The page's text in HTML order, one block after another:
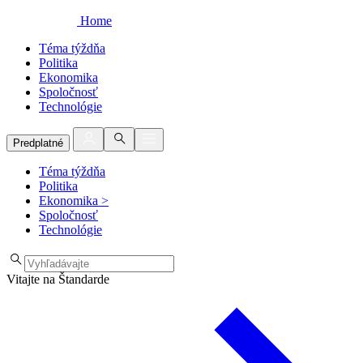
Home
Téma týždňa
Politika
Ekonomika
Spoločnosť
Technológie
Predplatné
Téma týždňa
Politika
Ekonomika >
Spoločnosť
Technológie
Vitajte na Štandarde